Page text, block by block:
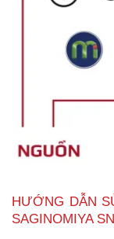
HƯỚNG DẪN
SAGINOMIYA